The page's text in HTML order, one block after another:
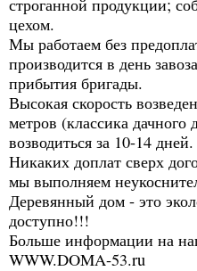
строганной продукции;
цехом.
Мы работаем без
производится в день
прибытия бригады.
Высокая скорость
метров (классика дачного
возводиться за 10-14 дней.
Никаких доплат сверх
мы выполняем
Деревянный дом - это
доступно!!!
Больше информации на
WWW.DOMA-53.ru